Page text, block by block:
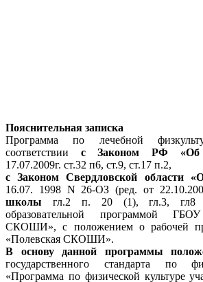
Пояснительная записка
Программа по лечебной
соответствии с Законом РФ «Об
17.07.2009г. ст.32 п6, ст.9, ст.17 п.2,
с Законом Свердловской области
16.07. 1998 N 26-ОЗ (ред. от
школы гл.2 п. 20 (1), гл.3, гл8
образовательной программой
СКОШИ», с положением о рабочей
«Полевская СКОШИ».
В основу данной программы
государственного стандарта по
«Программа по физической культуре